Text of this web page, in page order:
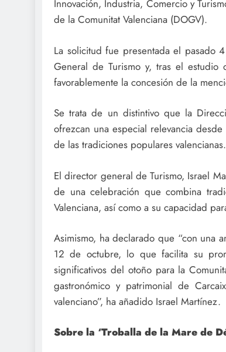
Innovación, Industria, Comercio y
de la Comunitat Valenciana (DOGV).
La solicitud fue presentada el pasado
General de Turismo y, tras el estudio
favorablemente la concesión de la
Se trata de un distintivo que la
ofrezcan una especial relevancia
de las tradiciones populares valencianas.
El director general de Turismo, Israel
de una celebración que combina
Valenciana, así como a su capacidad
Asimismo, ha declarado que “con una
12 de octubre, lo que facilita su
significativos del otoño para la
gastronómico y patrimonial de
valenciano”, ha añadido Israel Martínez.
Sobre la ‘Troballa de la Mare de